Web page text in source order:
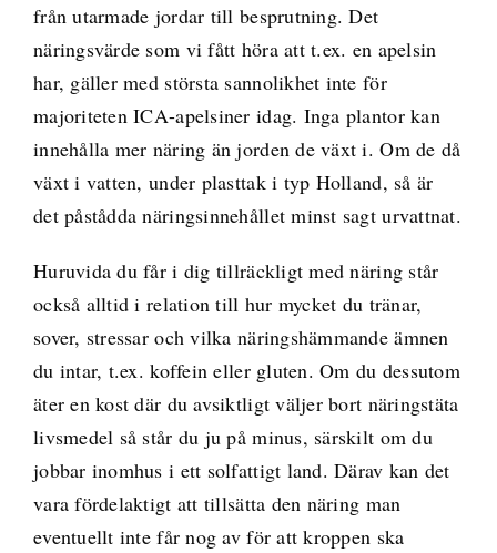
från utarmade jordar till besprutning. Det
näringsvärde som vi fått höra att t.ex. en apelsin
har, gäller med största sannolikhet inte för
majoriteten ICA-apelsiner idag. Inga plantor kan
innehålla mer näring än jorden de växt i. Om de då
växt i vatten, under plasttak i typ Holland, så är
det påstådda näringsinnehållet minst sagt urvattnat.
Huruvida du får i dig tillräckligt med näring står
också alltid i relation till hur mycket du tränar,
sover, stressar och vilka näringshämmande ämnen
du intar, t.ex. koffein eller gluten. Om du dessutom
äter en kost där du avsiktligt väljer bort näringstäta
livsmedel så står du ju på minus, särskilt om du
jobbar inomhus i ett solfattigt land. Därav kan det
vara fördelaktigt att tillsätta den näring man
eventuellt inte får nog av för att kroppen ska